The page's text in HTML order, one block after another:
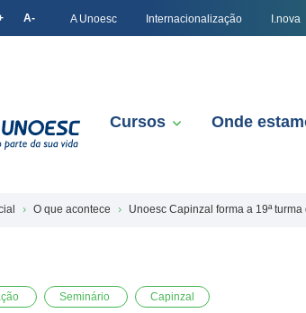
A- A Unoesc Internacionalização I.nova
Cursos Onde
O que acontece Unoesc Capinzal forma a 19ª
Seminário Capinzal